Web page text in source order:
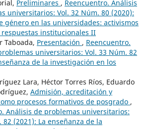
Preliminares , Reencuentro. Análisis
universitarios: Vol. 32 Núm. 80 (2020):
género en las universidades: activismos
institucionales II
Taboada, Presentación , Reencuentro.
universitarios: Vol. 33 Núm. 82
de la investigación en los
Lara, Héctor Torres Ríos, Eduardo
Admisión, acreditación y
procesos formativos de posgrado ,
Análisis de problemas universitarios:
82 (2021): La enseñanza de la